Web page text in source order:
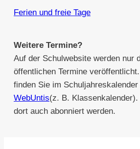
Ferien und freie Tage
Weitere Termine?
Auf der Schulwebsite werden nur
öffentlichen Termine
finden Sie im Schuljahreskalender
WebUntis(z. B.
dort auch abonniert werden.